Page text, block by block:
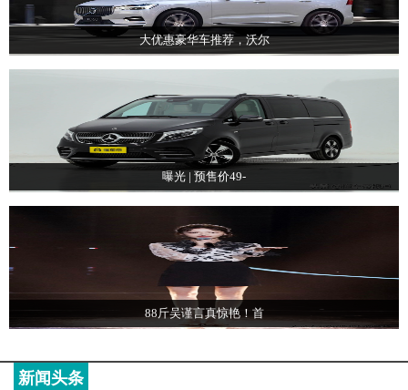
大优惠豪华车推荐，沃尔
曝光 | 预售价49-
88斤吴谨言真惊艳！首
新闻头条